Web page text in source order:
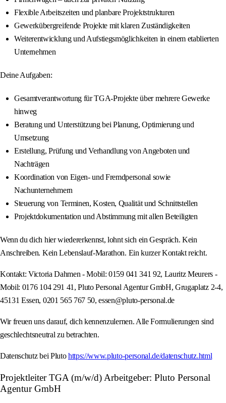
Flexible Arbeitszeiten und planbare Projektstrukturen
Gewerkübergreifende Projekte mit klaren Zuständigkeiten
Weiterentwicklung und Aufstiegsmöglichkeiten in einem etablierten
Unternehmen
Deine Aufgaben:
Gesamtverantwortung für TGA-Projekte über mehrere Gewerke
hinweg
Beratung und Unterstützung bei Planung, Optimierung und
Umsetzung
Erstellung, Prüfung und Verhandlung von Angeboten und
Nachträgen
Koordination von Eigen- und Fremdpersonal sowie
Nachunternehmern
Steuerung von Terminen, Kosten, Qualität und Schnittstellen
Projektdokumentation und Abstimmung mit allen Beteiligten
Wenn du dich hier wiedererkennst, lohnt sich ein Gespräch. Kein
Anschreiben. Kein Lebenslauf-Marathon. Ein kurzer Kontakt reicht.
Kontakt: Victoria Dahmen - Mobil: 0159 041 341 92, Lauritz Meurers -
Mobil: 0176 104 291 41, Pluto Personal Agentur GmbH, Grugaplatz 2-4,
45131 Essen, 0201 565 767 50, essen@pluto-personal.de
Wir freuen uns darauf, dich kennenzulernen. Alle Formulierungen sind
geschlechtsneutral zu betrachten.
Datenschutz bei Plutohttps://www.pluto-personal.de/datenschutz.html
Projektleiter TGA (m/w/d) Arbeitgeber: Pluto Personal
Agentur GmbH